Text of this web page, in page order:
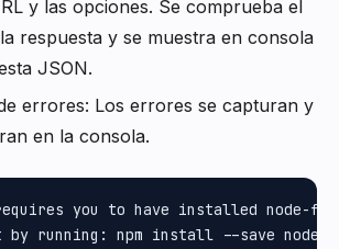
y las opciones. Se comprueba el
respuesta y se muestra en consola
JSON.
errores: Los errores se capturan y
en la consola.
you to have installed node-
running: npm install --save node-